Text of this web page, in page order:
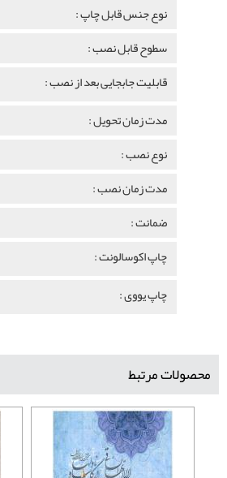
نوع جنس قابل چاپ :
سطوح قابل نصب :
قابلیت جابجایی بعد از نصب :
مدت زمان تحویل :
نوع نصب :
مدت زمان نصب :
ضمانت :
چاپ اکوسالونت :
چاپ یووی :
محصولات مرتبط